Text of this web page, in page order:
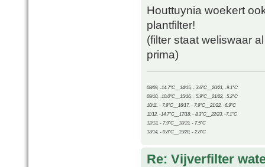
Houttuynia woekert
plantfilter!
(filter staat weliswaar
prima)
08/09, -14.7°C__14/15, - 3.6°C__20/21, -9.1°C
09/10, -10.0°C__15/16, - 5.9°C__21/22, -5.2°C
10/11, - 7.9°C__16/17, - 7.9°C__21/22, -6.9°C
11/12, -14.7°C__17/18, - 8.3°C__22/23, -7.1°C
12/13, - 7.9°C__18/19, - 7.5°C
13/14, - 0.8°C__19/20, - 2.8°C
Re: Vijverfilter